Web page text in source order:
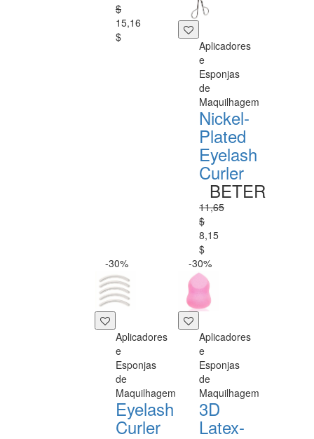
$
15,16
$
Aplicadores
e
Esponjas
de
Maquilhagem
Nickel-
Plated
Eyelash
Curler
BETER
11,65
$
8,15
$
-30%
Aplicadores
e
Esponjas
de
Maquilhagem
Eyelash
Curler
-30%
Aplicadores
e
Esponjas
de
Maquilhagem
3D
Latex-